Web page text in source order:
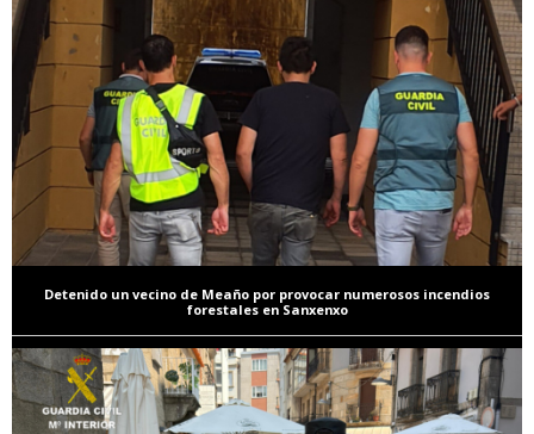
Detenido un vecino de Meaño por provocar numerosos incendios
forestales en Sanxenxo